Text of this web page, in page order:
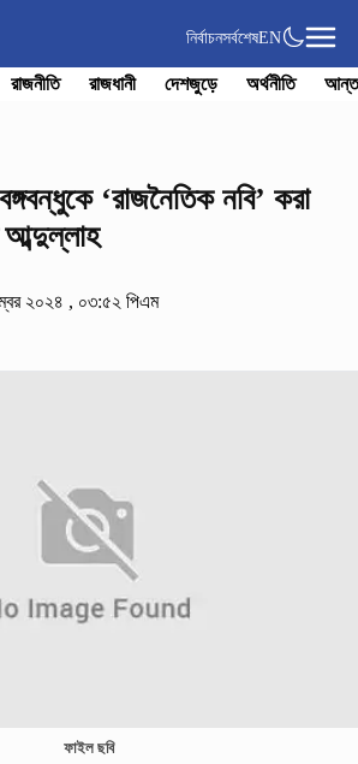
নির্বাচনসর্বশেষEN
রাজনীতি রাজধানী দেশজুড়ে অর্থনীতি
‘রাজনৈতিক নবি’ করা
২০২৪ , ০৩:৫২ পিএম
ফাইল ছবি